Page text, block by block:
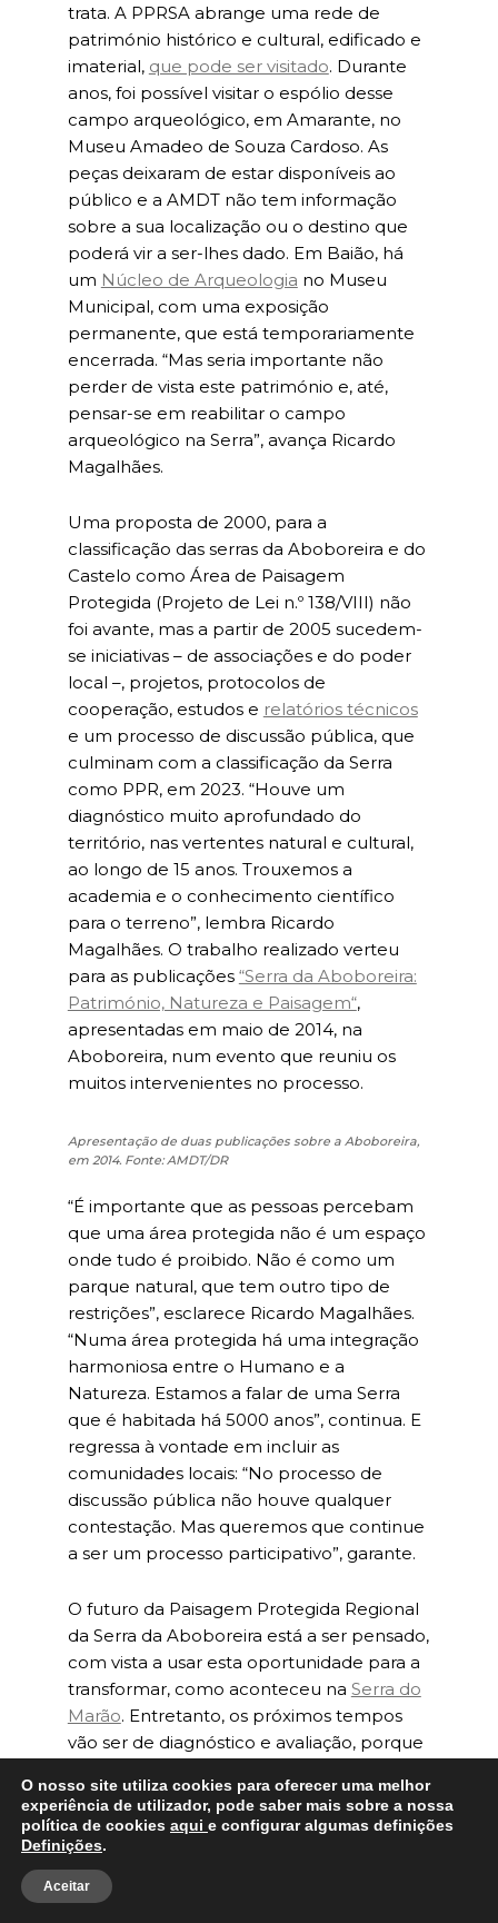
trata. A PPRSA abrange uma rede de
património histórico e cultural, edificado e
imaterial, que pode ser visitado. Durante
anos, foi possível visitar o espólio desse
campo arqueológico, em Amarante, no
Museu Amadeo de Souza Cardoso. As
peças deixaram de estar disponíveis ao
público e a AMDT não tem informação
sobre a sua localização ou o destino que
poderá vir a ser-lhes dado. Em Baião, há
um Núcleo de Arqueologia no Museu
Municipal, com uma exposição
permanente, que está temporariamente
encerrada. “Mas seria importante não
perder de vista este património e, até,
pensar-se em reabilitar o campo
arqueológico na Serra”, avança Ricardo
Magalhães.
Uma proposta de 2000, para a
classificação das serras da Aboboreira e do
Castelo como Área de Paisagem
Protegida (Projeto de Lei n.º 138/VIII) não
foi avante, mas a partir de 2005 sucedem-
se iniciativas – de associações e do poder
local –, projetos, protocolos de
cooperação, estudos e relatórios técnicos
e um processo de discussão pública, que
culminam com a classificação da Serra
como PPR, em 2023. “Houve um
diagnóstico muito aprofundado do
território, nas vertentes natural e cultural,
ao longo de 15 anos. Trouxemos a
academia e o conhecimento científico
para o terreno”, lembra Ricardo
Magalhães. O trabalho realizado verteu
para as publicações “Serra da Aboboreira:
Património, Natureza e Paisagem“,
apresentadas em maio de 2014, na
Aboboreira, num evento que reuniu os
muitos intervenientes no processo.
Apresentação de duas publicações sobre a Aboboreira,
em 2014. Fonte: AMDT/DR
“É importante que as pessoas percebam
que uma área protegida não é um espaço
onde tudo é proibido. Não é como um
parque natural, que tem outro tipo de
restrições”, esclarece Ricardo Magalhães.
“Numa área protegida há uma integração
harmoniosa entre o Humano e a
Natureza. Estamos a falar de uma Serra
que é habitada há 5000 anos”, continua. E
regressa à vontade em incluir as
comunidades locais: “No processo de
discussão pública não houve qualquer
contestação. Mas queremos que continue
a ser um processo participativo”, garante.
O futuro da Paisagem Protegida Regional
da Serra da Aboboreira está a ser pensado,
com vista a usar esta oportunidade para a
transformar, como aconteceu na Serra do
Marão. Entretanto, os próximos tempos
vão ser de diagnóstico e avaliação, porque
Mas a AMDT não quer ficar de braços
cruzados. Quer avançar na sensibilização
das populações, na formação e na criação
de fóruns de auscultação e abordagens de
proximidade e no sonho de criar um
O nosso site utiliza cookies para oferecer uma melhor
experiência de utilizador, pode saber mais sobre a nossa
política de cookies aqui e configurar algumas definições
Definições.
Aceitar